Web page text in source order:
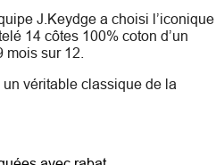
J.Keydge a choisi l’iconique
14 côtes 100% coton d’un
sur 12.
véritable classique de la